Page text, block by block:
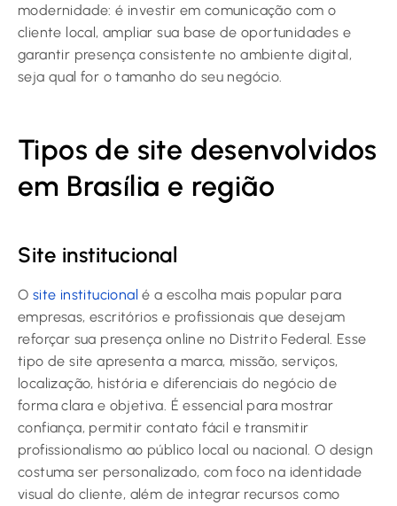
modernidade: é investir em comunicação com o
cliente local, ampliar sua base de oportunidades e
garantir presença consistente no ambiente digital,
seja qual for o tamanho do seu negócio.
Tipos de site desenvolvidos
em Brasília e região
Site institucional
O site institucional é a escolha mais popular para
empresas, escritórios e profissionais que desejam
reforçar sua presença online no Distrito Federal. Esse
tipo de site apresenta a marca, missão, serviços,
localização, história e diferenciais do negócio de
forma clara e objetiva. É essencial para mostrar
confiança, permitir contato fácil e transmitir
profissionalismo ao público local ou nacional. O design
costuma ser personalizado, com foco na identidade
visual do cliente, além de integrar recursos como